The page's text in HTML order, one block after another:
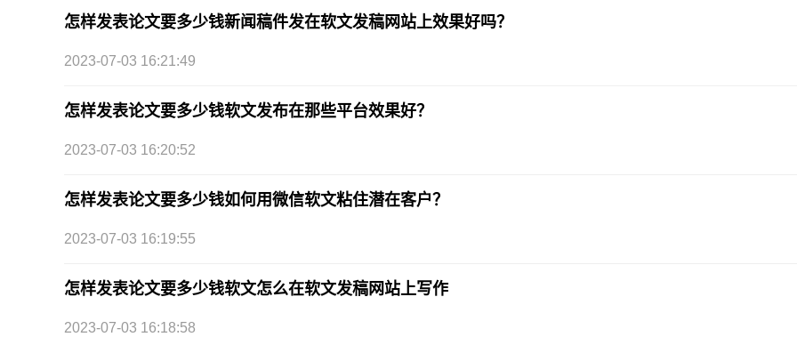
怎样发表论文要多少钱新闻稿件发在软文发稿网站上效果好吗？
2023-07-03 16:21:49
怎样发表论文要多少钱软文发布在那些平台效果好？
2023-07-03 16:20:52
怎样发表论文要多少钱如何用微信软文粘住潜在客户？
2023-07-03 16:19:55
怎样发表论文要多少钱软文怎么在软文发稿网站上写作
2023-07-03 16:18:58